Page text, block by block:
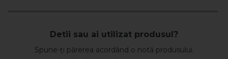
Detii sau ai utilizat produsul?
Spune-ți părerea acordând o notă produsului.